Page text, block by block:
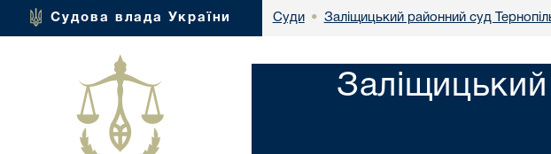
Судова влада України Суди • Заліщицький районний суд
Заліщицький